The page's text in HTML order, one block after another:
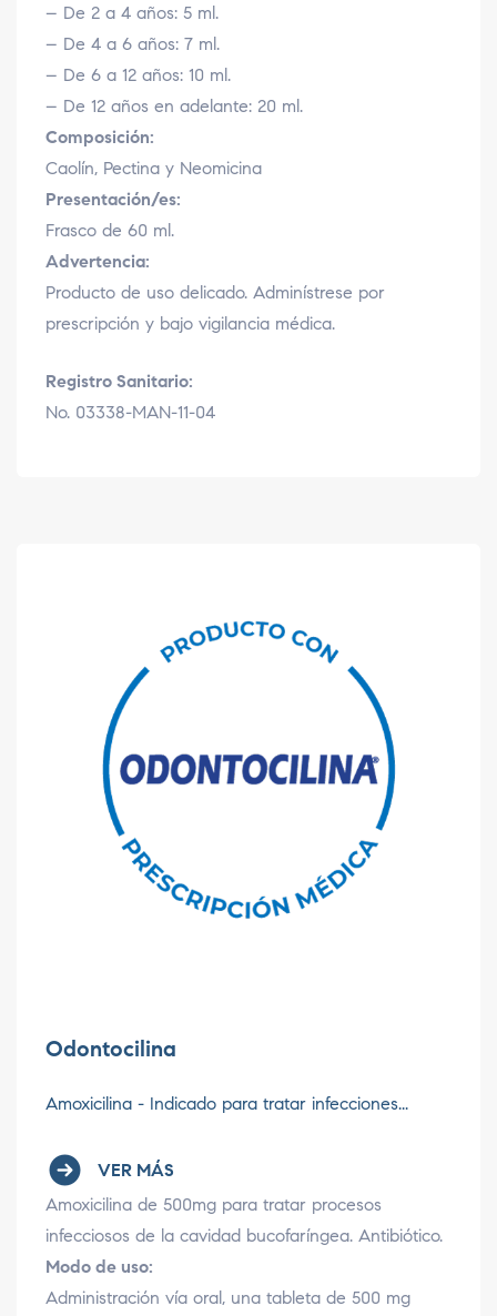
– De 2 a 4 años: 5 ml.
– De 4 a 6 años: 7 ml.
– De 6 a 12 años: 10 ml.
– De 12 años en adelante: 20 ml.
Composición:
Caolín, Pectina y Neomicina
Presentación/es:
Frasco de 60 ml.
Advertencia:
Producto de uso delicado. Adminístrese por
prescripción y bajo vigilancia médica.
Registro Sanitario:
No. 03338-MAN-11-04
Odontocilina
Amoxicilina - Indicado para tratar infecciones...
VER MÁS
Amoxicilina de 500mg para tratar procesos
infecciosos de la cavidad bucofaríngea. Antibiótico.
Modo de uso:
Administración vía oral, una tableta de 500 mg